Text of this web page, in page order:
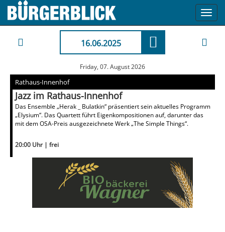
16.06.2025
Friday, 07. August 2026
Rathaus-Innenhof
Jazz im Rathaus-Innenhof
Das Ensemble „Herak _ Bulatkin“ präsentiert sein aktuelles Programm
„Elysium“. Das Quartett führt Eigenkompositionen auf, darunter das
mit dem OSA-Preis ausgezeichnete Werk „The Simple Things“.
20:00 Uhr | frei